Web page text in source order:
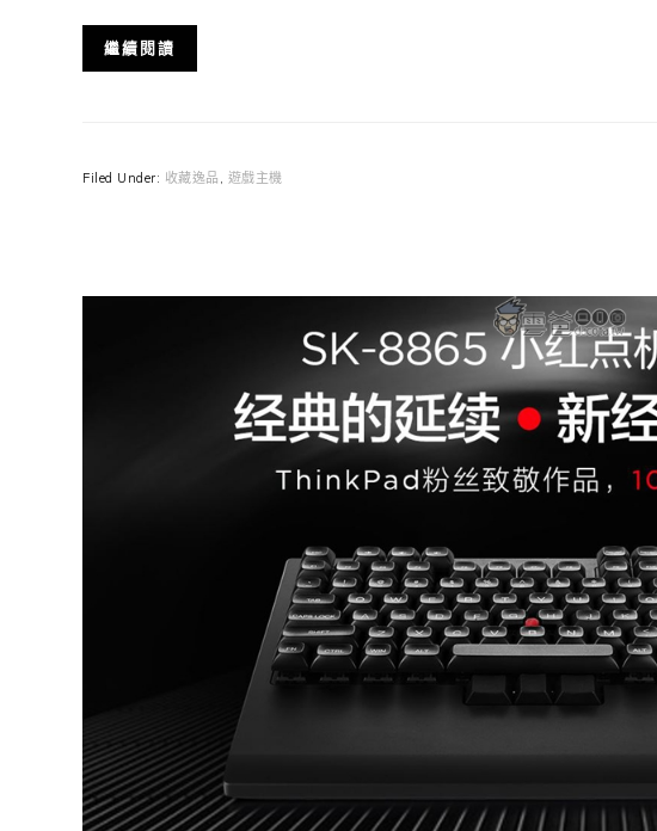
繼續閱讀
Filed Under: 收藏逸品 , 遊戲主機